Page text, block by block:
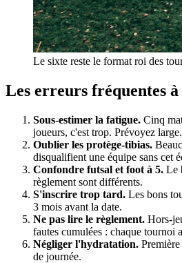
Le sixte reste le format roi des
Les erreurs fréquentes
Sous-estimer la fatigue. Cinq
joueurs, c'est trop. Prévoyez large.
Oublier les protège-tibias.
disqualifient une équipe sans cet
Confondre futsal et foot à 5. Le
règlement sont différents.
S'inscrire trop tard. Les bons
3 mois avant la date.
Ne pas lire le règlement. Hors-
fautes cumulées : chaque tournoi
Négliger l'hydratation.
de journée.